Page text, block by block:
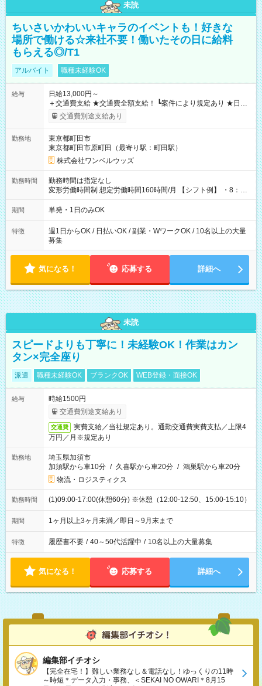
未読
ちいさいかわいいキャラのイベントも！好きな
場所で働ける☆来社不要！働いたその日に給料
もらえる◎/T1
アルバイト 職種未経験OK
給与
日給13,000円～
＋交通費支給 ★交通費全額支給！ ┗案件により規定あり ★日払
いOK！（規定あり） ┗働いたその日に現金GET♪ お仕事後はコ
ンビニATMから 日払い分を引き落とせます！ 【試用期間】試
交通費別途支給あり
勤務地
東京都町田市
東京都町田市原町田（最寄り駅：町田駅）
株式会社ワンベルウッズ
勤務時間
勤務時間は指定なし
変形労働時間制 想定労働時間160時間/月 【シフト例】 ・8：00
～21：00
期間 単発・1日のみOK
特徴
週1日からOK / 日払いOK / 副業・WワークOK / 10名以上の大量
募集
気になる！ 応募する 詳細へ
未読
スピードよりも丁寧に！未経験OK！作業はカン
タン×完全座り
派遣 職種未経験OK ブランクOK WEB登録・面接OK
給与
時給1500円
交通費別途支給あり
交通費
実費支給／当社規定あり。通勤交通費実費支払／上限4
万円／月※規定あり
勤務地
埼玉県加須市
加須駅から車10分 / 久喜駅から車20分 / 鴻巣駅から車20分
物流・ロジスティクス
勤務時間 (1)09:00-17:00(休憩60分) ※休憩（12:00-12:50、15:00-15:10）
期間 1ヶ月以上3ヶ月未満／即日～9月末まで
特徴 履歴書不要 / 40～50代活躍中 / 10名以上の大量募集
気になる！ 応募する 詳細へ
編集部イチオシ
【完全在宅！】難しい業務なし＆電話なし！ゆっくりの11時
～時短＊データ入力・事務、＜SEKAI NO OWARI＊8月15